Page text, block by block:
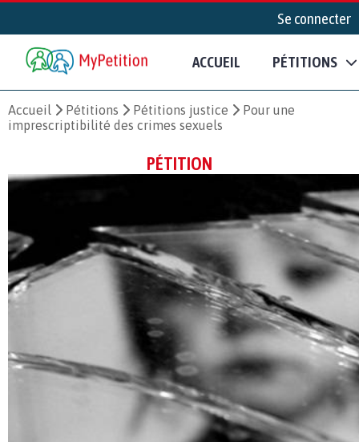
Se connecter
ACCUEIL PÉTITIONS
Accueil Pétitions Pétitions justice
Pour une
imprescriptibilité des crimes sexuels
PÉTITION